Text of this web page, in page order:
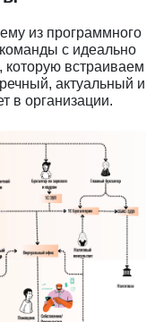
из программного
с идеально
встраиваем
актуальный и
в организации.